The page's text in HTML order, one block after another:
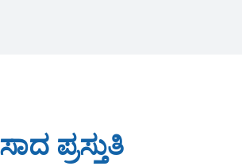
ಪ್ರಸ್ತುತಿ